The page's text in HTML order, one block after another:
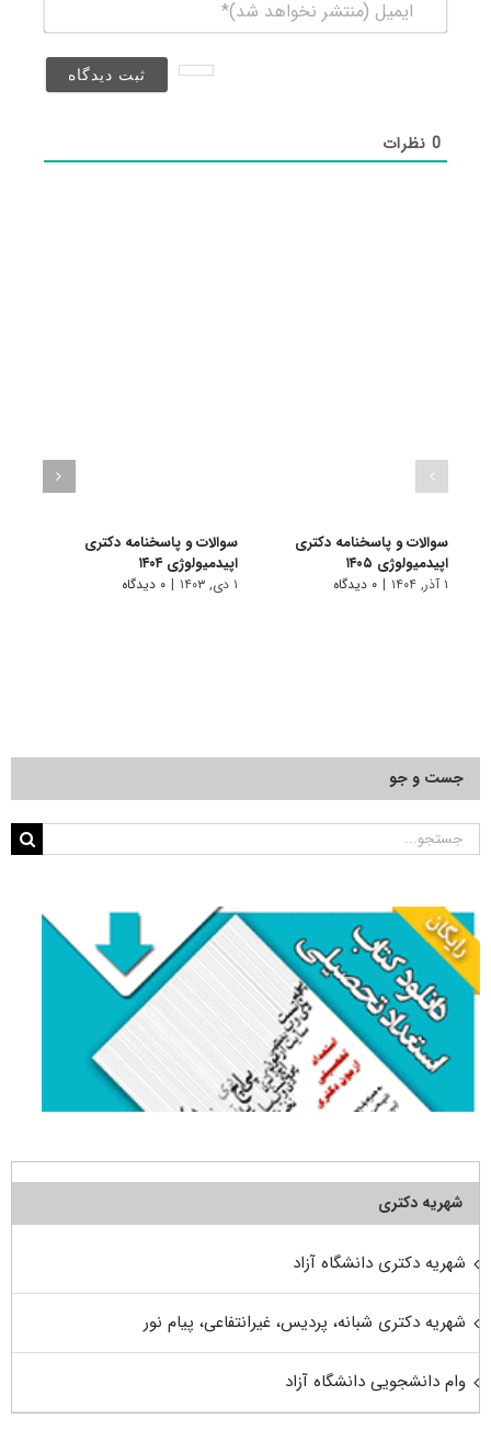
(منتشر
0نظرات
سوالات و پاسخنامه دکتری
اپیدمیولوژی ۱۴۰۵
۱ آذر, ۱۴۰۴ | ۰ دیدگاه
سوالات و پاسخنامه دکتری
اپیدمیولوژی ۱۴۰۴
۱ دی, ۱۴۰۳ | ۰ دیدگاه
جست و جو
جستجو
شهریه دکتری
شهریه دکتری دانشگاه آزاد
شهریه دکتری شبانه، پردیس، غیرانتفاعی، پیام نور
وام دانشجویی دانشگاه آزاد